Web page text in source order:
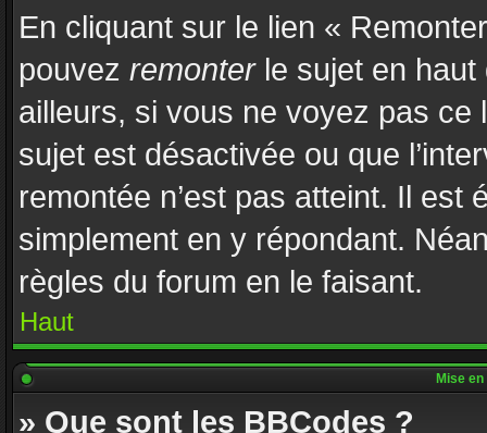
En cliquant sur le lien «
pouvez remonterle sujet en haut
ailleurs, si vous ne voyez pas ce
sujet est désactivée ou que
remontée n’est pas atteint. Il
simplement en y répondant.
règles du forum en le faisant.
Haut
Mise
» Que sont les BBCodes ?